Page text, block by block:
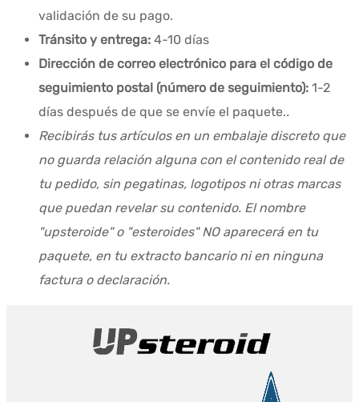
validación de su pago.
Tránsito y entrega: 4-10 días
Dirección de correo electrónico para el código de
seguimiento postal (número de seguimiento): 1-2
días después de que se envíe el paquete..
Recibirás tus artículos en un embalaje discreto que
no guarda relación alguna con el contenido real de
tu pedido, sin pegatinas, logotipos ni otras marcas
que puedan revelar su contenido. El nombre
"upsteroide" o "esteroides" NO aparecerá en tu
paquete, en tu extracto bancario ni en ninguna
factura o declaración.